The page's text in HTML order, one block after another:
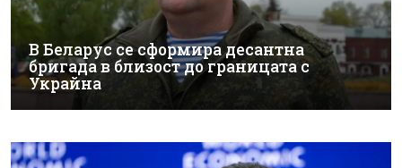
В Беларус се сформира десантна
бригада в близост до границата с
Украйна